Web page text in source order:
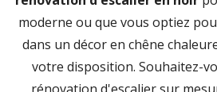
moderne ou que vous optiez
dans un décor en chêne
votre disposition. Souhaitez-